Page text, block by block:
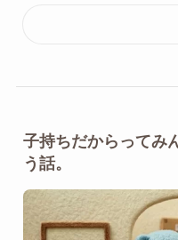
子持ちだからってみ
う話。